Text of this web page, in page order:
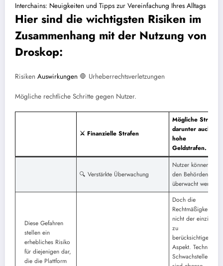
Interchains: Neuigkeiten und Tipps zur Vereinfachung Ihres Alltags
Hier sind die wichtigsten Risiken im
Zusammenhang mit der Nutzung von
Droskop:
Risiken Auswirkungen 🛑 Urheberrechtsverletzungen
Mögliche rechtliche Schritte gegen Nutzer.
⚔️ Finanzielle Strafen
Mögliche Strafen,
darunter auch
hohe
Geldstrafen.
🔍 Verstärkte Überwachung
Nutzer können von
den Behörden
überwacht werden.
Diese Gefahren
stellen ein
erhebliches Risiko
für diejenigen dar,
die die Plattform
Doch die
Rechtmäßigkeit ist
nicht der einzige
zu
berücksichtigende
Aspekt. Technische
Schwachstellen